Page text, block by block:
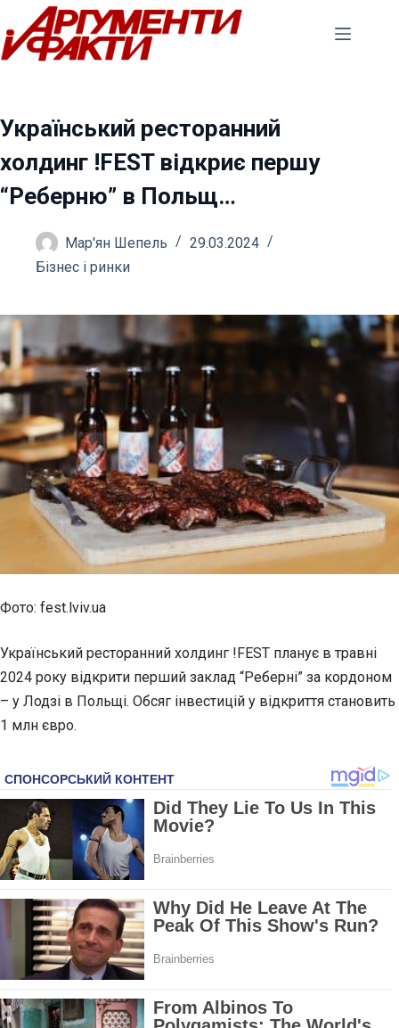
Перейти
до
вмісту
Український ресторанний
холдинг !FEST відкриє першу
“Реберню” в Польщ…
Мар'ян Шепель
29.03.2024
Бізнес і ринки
Фото: fest.lviv.ua
Український ресторанний холдинг !FEST планує в травні
2024 року відкрити перший заклад “Реберні” за кордоном
– у Лодзі в Польщі. Обсяг інвестицій у відкриття становить
1 млн євро.